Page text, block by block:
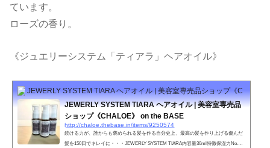
ています。
ローズの香り。
《ジュエリーシステム「ティアラ」ヘアオイル》
JEWERLY SYSTEM TIARA ヘアオイル | 美容室専売品ショップ《
JEWERLY SYSTEM TIARA ヘアオイル | 美容室専売品
ショップ《CHALOE》 on the BASE
http://chaloe.thebase.in/items/9250574
続ける力が、誰からも褒められる髪を作る自分史上、最高の髪を作り上げる傷んだ
髪を150日でキレイに・・・JEWERLY SYSTEM TIARA内容量30ml特徴保湿力No.1